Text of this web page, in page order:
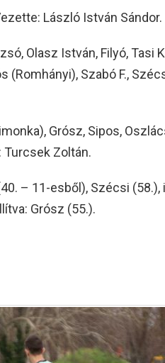
László István Sándor.
Olasz István, Filyó, Tasi
(Romhányi), Szabó F.,
Grósz, Sipos,
Turcsek Zoltán.
– 11-esből), Szécsi (58.),
Grósz (55.).